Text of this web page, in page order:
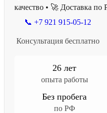
качество • 🚀 Доставка по
📞 +7 921 915-05-12
Консультация бесплатно
26 лет
опыта работы
Без пробега
по РФ